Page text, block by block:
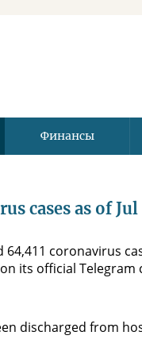
Финансы
cases as of
coronavirus
its official Telegram
discharged from